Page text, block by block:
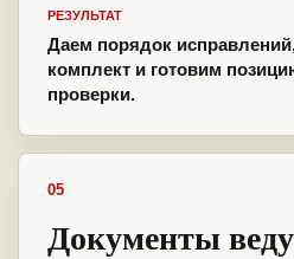
РЕЗУЛЬТАТ
Даем порядок
комплект и готовим
проверки.
05
Документы